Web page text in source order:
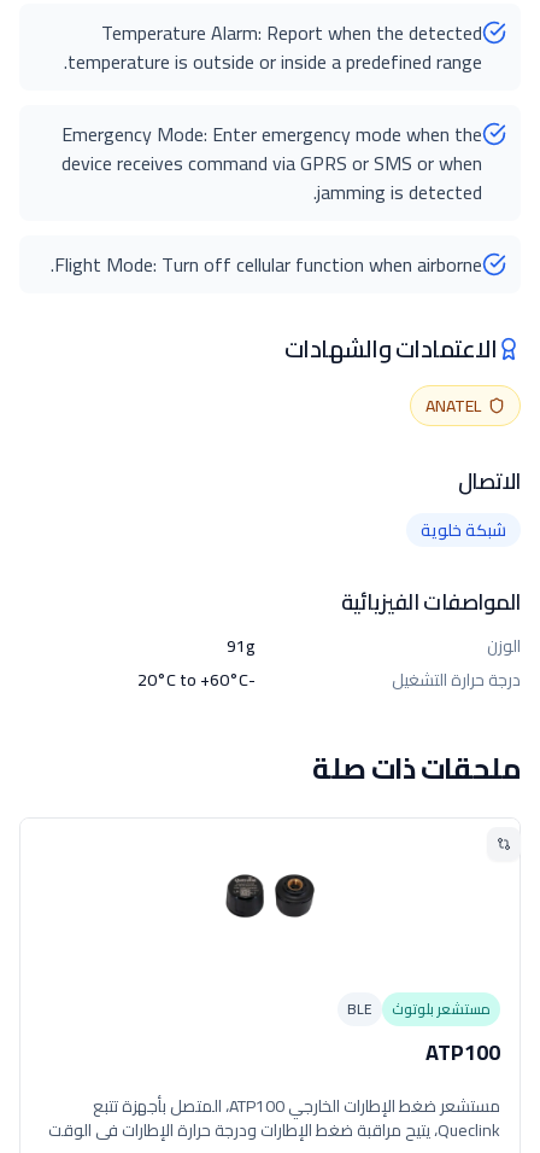
Temperature Alarm: Report when the detected
temperature is outside or inside a predefined range.
Emergency Mode: Enter emergency mode when the
device receives command via GPRS or SMS or when
jamming is detected.
Flight Mode: Turn off cellular function when airborne.
الاعتمادات والشهادات
ANATEL
الاتصال
شبكة خلوية
المواصفات الفيزيائية
الوزن
91g
درجة حرارة التشغيل
-20°C to +60°C
ملحقات ذات صلة
مستشعر بلوتوث BLE
ATP100
مستشعر ضغط الإطارات الخارجي ATP100، المتصل بأجهزة تتبع
Queclink، يتيح مراقبة ضغط الإطارات ودرجة حرارة الإطارات في الوقت